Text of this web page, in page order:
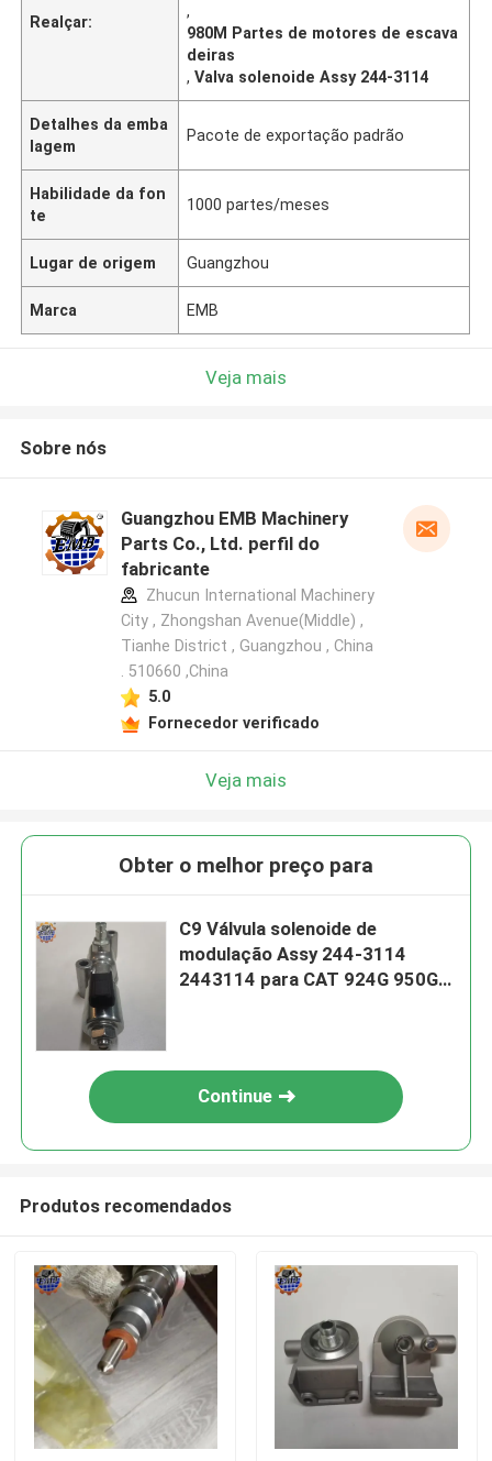
Realçar:
,
980M Partes de motores de escava
deiras
,Valva solenoide Assy 244-3114
Detalhes da emba
lagem
Pacote de exportação padrão
Habilidade da fon
te
1000 partes/meses
Lugar de origem Guangzhou
Marca EMB
Veja mais
Sobre nós
Guangzhou EMB Machinery
Parts Co., Ltd. perfil do
fabricante
Zhucun International Machinery
City , Zhongshan Avenue(Middle) ,
Tianhe District , Guangzhou , China
. 510660 ,China
5.0
Fornecedor verificado
Veja mais
Obter o melhor preço para
C9 Válvula solenoide de
modulação Assy 244-3114
2443114 para CAT 924G 950G
Continue
Produtos recomendados